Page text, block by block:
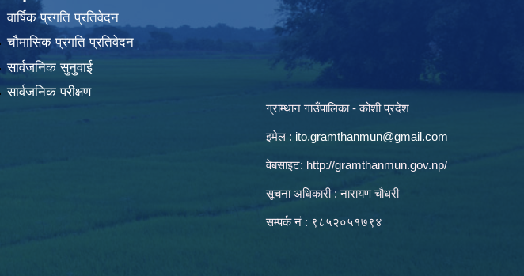
वार्षिक प्रगति प्रतिवेदन
चौमासिक प्रगति प्रतिवेदन
सार्वजनिक सुनुवाई
सार्वजनिक परीक्षण
ग्राम्थान गाउँपालिका - कोशी प्रदेश
इमेल : ito.gramthanmun@gmail.com
वेबसाइट: http://gramthanmun.gov.np/
सूचना अधिकारी : नारायण चौधरी
सम्पर्क नं : ९८५२०५१७९४